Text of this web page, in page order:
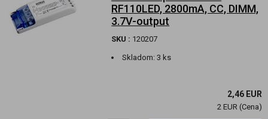
RF110LED, 2800mA, CC, DIMM,
3.7V-output
SKU : 120207
Skladom:3 ks
2,46 EUR
2 EUR (Cena)